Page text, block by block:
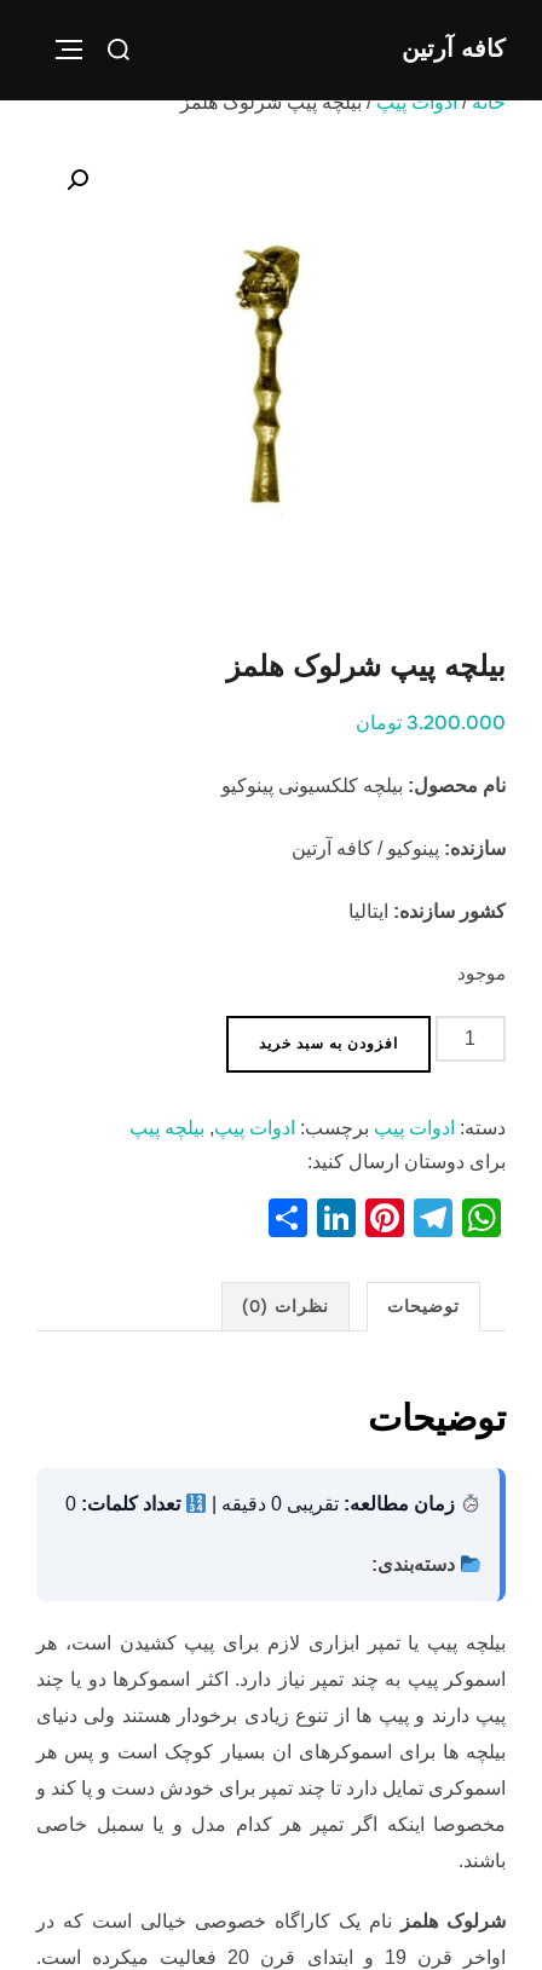
کافه آرتین
Search
خانه/ادوات پیپ/ بیلچه پیپ شرلوک هلمز
بیلچه پیپ شرلوک هلمز
3.200.000 تومان
نام محصول: بیلچه کلکسیونی پینوکیو
سازنده: پینوکیو / کافه آرتین
کشور سازنده: ایتالیا
موجود
بیلچه
پیپ
هلمز
عدد
افزودن به سبد خرید
دسته: ادوات پیپ برچسب: ادوات پیپ, بیلچه پیپ
برای دوستان ارسال کنید:
W
at
p
p
T
e
m
Pi
er
e
Li
k
e
ar
e
توضیحات نظرات (0)
توضیحات
زمان مطالعه: تقریبی 0 دقیقه | تعداد کلمات: 0
دسته‌بندی:
بیلچه پیپ یا تمپر ابزاری لازم برای پیپ کشیدن است، هر
اسموکر پیپ به چند تمپر نیاز دارد. اکثر اسموکرها دو یا چند
پیپ دارند و پیپ ها از تنوع زیادی برخودار هستند ولی دنیای
بیلچه ها برای اسموکرهای ان بسیار کوچک است و پس هر
اسموکری تمایل دارد تا چند تمپر برای خودش دست و پا کند و
مخصوصا اینکه اگر تمپر هر کدام مدل و یا سمبل خاصی
باشند.
شرلوک هلمز
نام یک کاراگاه خصوصی خیالی است که در
اواخر قرن 19 و ابتدای قرن 20 فعالیت میکرده است.